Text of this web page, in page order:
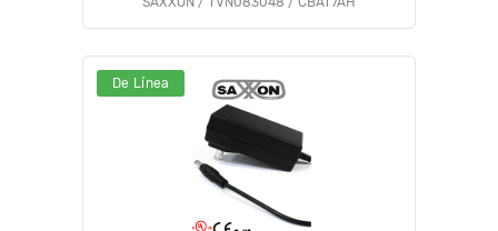
De Línea